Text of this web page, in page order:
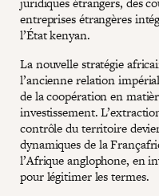
entreprises étrangères
l’État kenyan.
La nouvelle stratégie
l’ancienne relation
de la coopération en
investissement.
contrôle du territoire
dynamiques de la
l’Afrique anglophone, en
pour légitimer les termes.